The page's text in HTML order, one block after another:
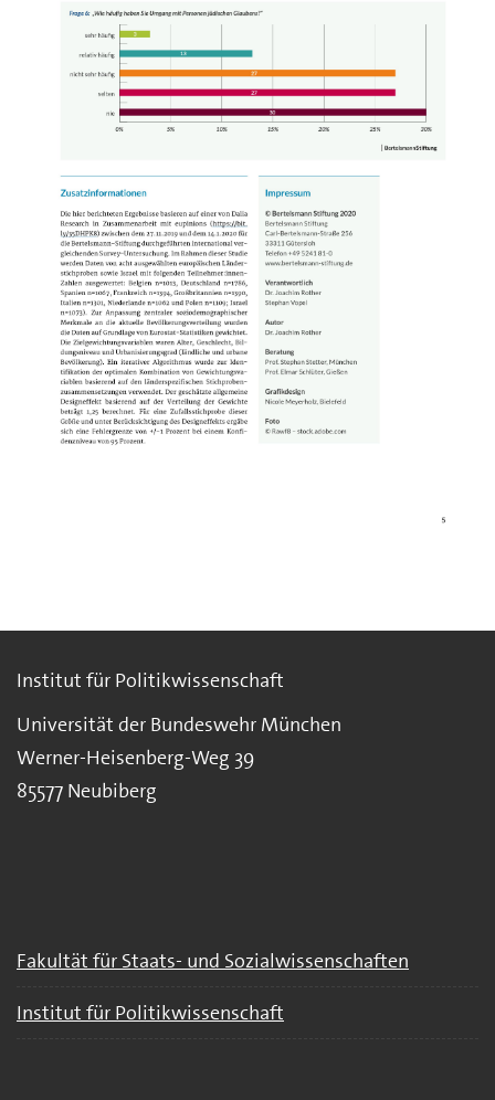
Institut für Politikwissenschaft
Universität der Bundeswehr München
Werner-Heisenberg-Weg 39
85577 Neubiberg
Fakultät für Staats- und Sozialwissenschaften
Institut für Politikwissenschaft